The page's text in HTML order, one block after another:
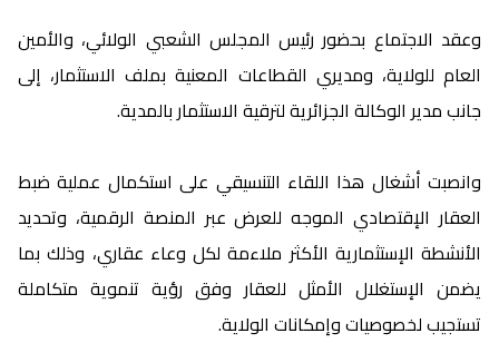
وعقد الاجتماع بحضور رئيس المجلس الشعبي الولائي، والأمين
العام للولاية، ومديري القطاعات المعنية بملف الاستثمار، إلى
جانب مدير الوكالة الجزائرية لترقية الاستثمار بالمدية.
وانصبت أشغال هذا اللقاء التنسيقي على استكمال عملية ضبط
العقار الإقتصادي الموجه للعرض عبر المنصة الرقمية، وتحديد
الأنشطة الإستثمارية الأكثر ملاءمة لكل وعاء عقاري، وذلك بما
يضمن الإستغلال الأمثل للعقار وفق رؤية تنموية متكاملة
تستجيب لخصوصيات وإمكانات الولاية.